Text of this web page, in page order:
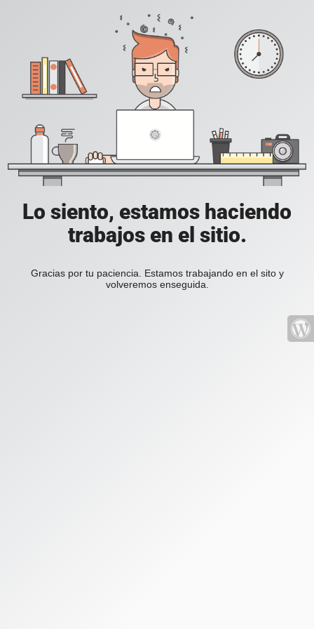
Lo siento, estamos haciendo
trabajos en el sitio.
Gracias por tu paciencia. Estamos trabajando en el sito y
volveremos enseguida.